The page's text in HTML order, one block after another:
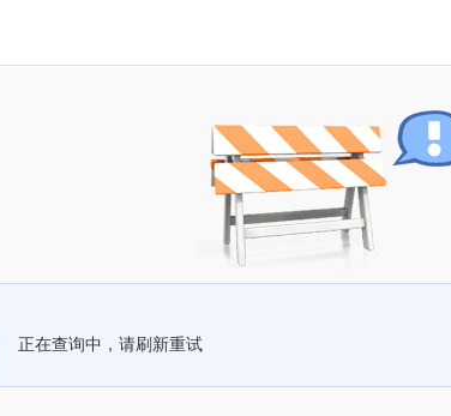
正在查询中，请刷新重试